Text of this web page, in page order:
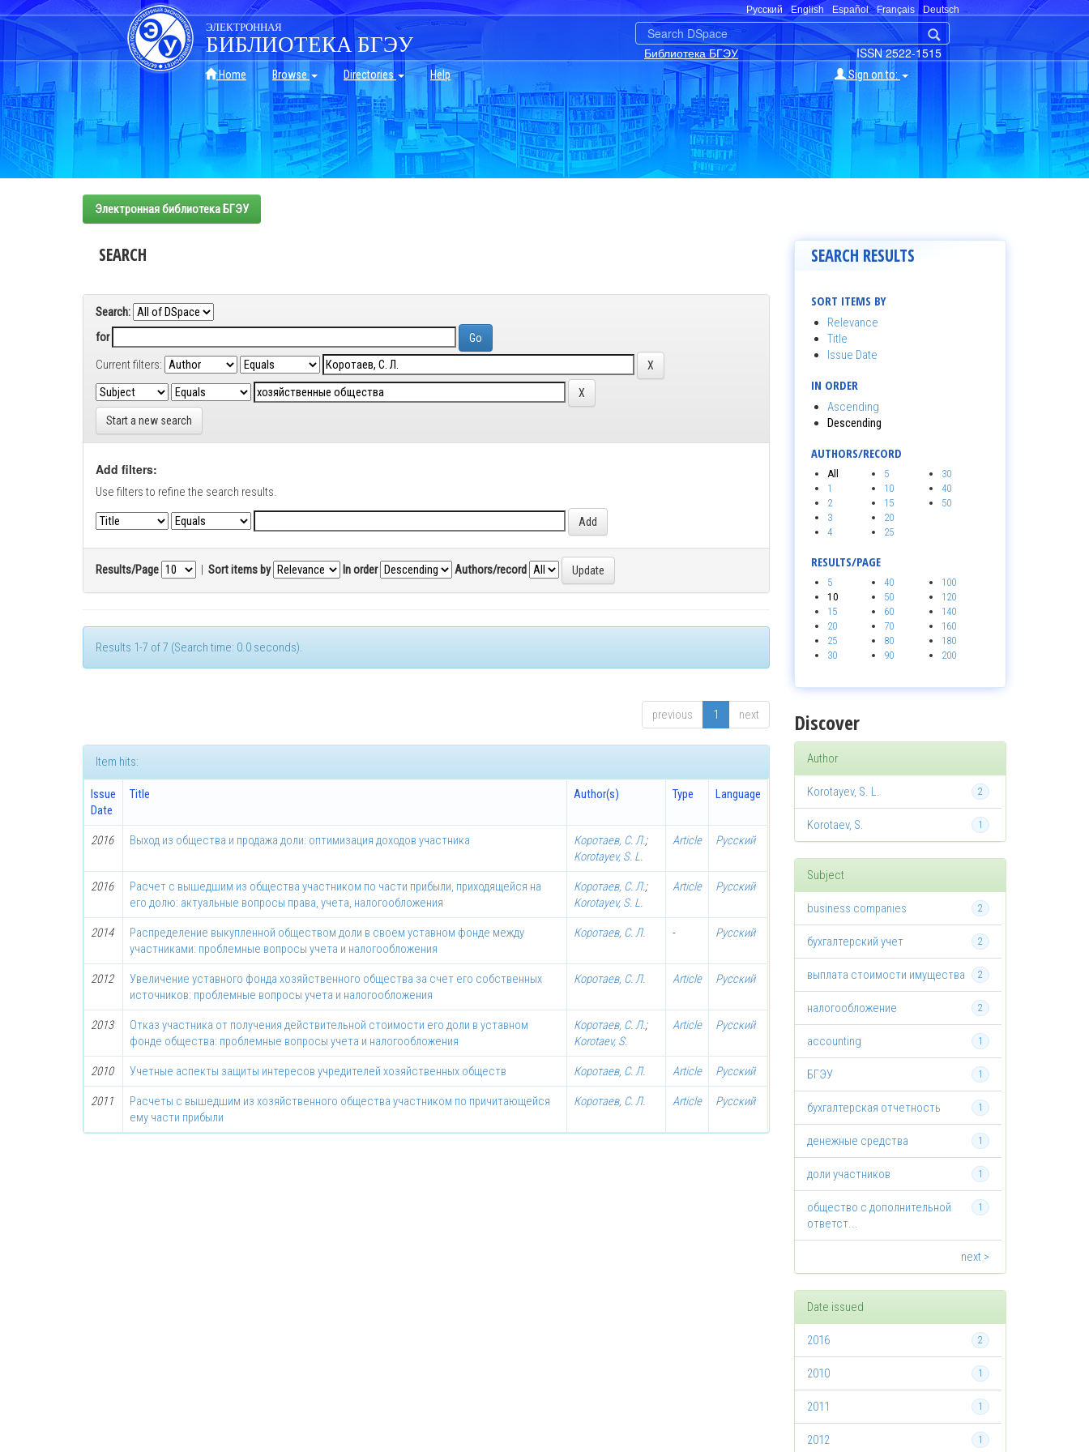
Skip
navigation
Русский English Español Français Deutsch
ISSN 2522-1515
Библиотека БГЭУ
ЭЛЕКТРОННАЯ
БИБЛИОТЕКА БГЭУ
Home Browse Directories Help Sign on to:
Электронная библиотека БГЭУ
SEARCH
Search:
for
Current filters:
Start a new search
Add filters:
Use filters to refine the search results.
Results/Page | Sort items by In order Authors/record
Results 1-7 of 7 (Search time: 0.0 seconds).
previous 1 next
Item hits:
Issue
Date
Title Author(s) Type Language
2016 Выход из общества и продажа доли: оптимизация доходов участника Коротаев, С. Л.;
Korotayev, S. L.
Article Русский
2016
Расчет с вышедшим из общества участником по части прибыли, приходящейся на
его долю: актуальные вопросы права, учета, налогообложения
Коротаев, С. Л.;
Korotayev, S. L.
Article Русский
2014
Распределение выкупленной обществом доли в своем уставном фонде между
участниками: проблемные вопросы учета и налогообложения
Коротаев, С. Л. - Русский
2012
Увеличение уставного фонда хозяйственного общества за счет его собственных
источников: проблемные вопросы учета и налогообложения
Коротаев, С. Л. Article Русский
2013
Отказ участника от получения действительной стоимости его доли в уставном
фонде общества: проблемные вопросы учета и налогообложения
Коротаев, С. Л.;
Korotaev, S.
Article Русский
2010 Учетные аспекты защиты интересов учредителей хозяйственных обществ Коротаев, С. Л. Article Русский
2011
Расчеты с вышедшим из хозяйственного общества участником по причитающейся
ему части прибыли
Коротаев, С. Л. Article Русский
SEARCH RESULTS
SORT ITEMS BY
Relevance
Title
Issue Date
IN ORDER
Ascending
Descending
AUTHORS/RECORD
All
1
2
3
4
5
10
15
20
25
30
40
50
RESULTS/PAGE
5
10
15
20
25
30
40
50
60
70
80
90
100
120
140
160
180
200
Discover
Author
2
Korotayev, S. L.
1
Korotaev, S.
Subject
2
business companies
2
бухгалтерский учет
2
выплата стоимости имущества
2
налогообложение
1
accounting
1
БГЭУ
1
бухгалтерская отчетность
1
денежные средства
1
доли участников
1
общество с дополнительной
ответст...
next >
Date issued
2
2016
1
2010
1
2011
1
2012